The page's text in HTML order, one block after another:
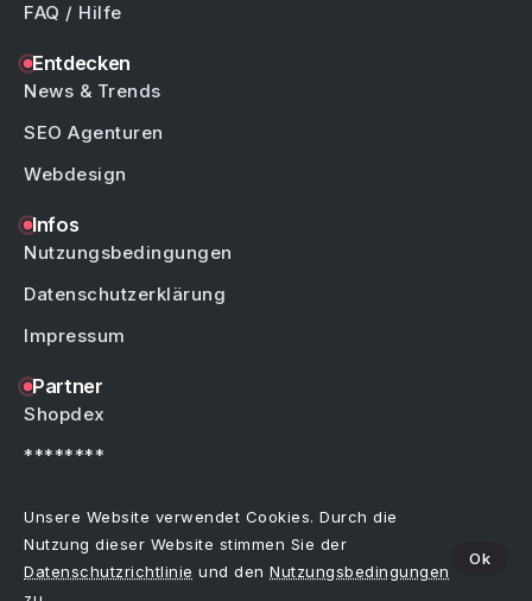
FAQ / Hilfe
Entdecken
News & Trends
SEO Agenturen
Webdesign
Infos
Nutzungsbedingungen
Datenschutzerklärung
Impressum
Partner
Shopdex
********
Copyright © by Weblinks4U.de – Alle Rechte vorbehalten.
Unsere Website verwendet Cookies. Durch die
Nutzung dieser Website stimmen Sie der
Datenschutzrichtlinie und den Nutzungsbedingungen
Ok